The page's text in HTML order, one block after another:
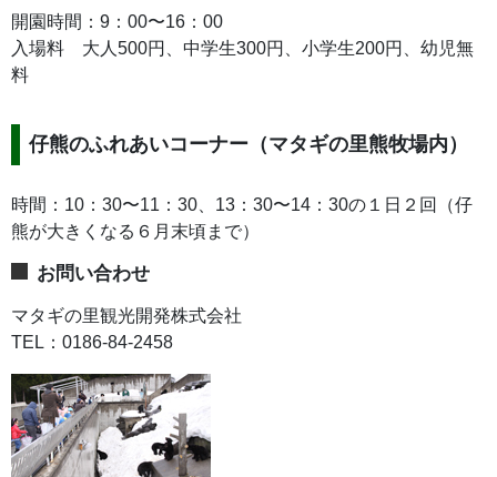
開園時間：9：00〜16：00
入場料 大人500円、中学生300円、小学生200円、幼児無
料
仔熊のふれあいコーナー（マタギの里熊牧場内）
時間：10：30〜11：30、13：30〜14：30の１日２回（仔
熊が大きくなる６月末頃まで）
お問い合わせ
マタギの里観光開発株式会社
TEL：0186-84-2458